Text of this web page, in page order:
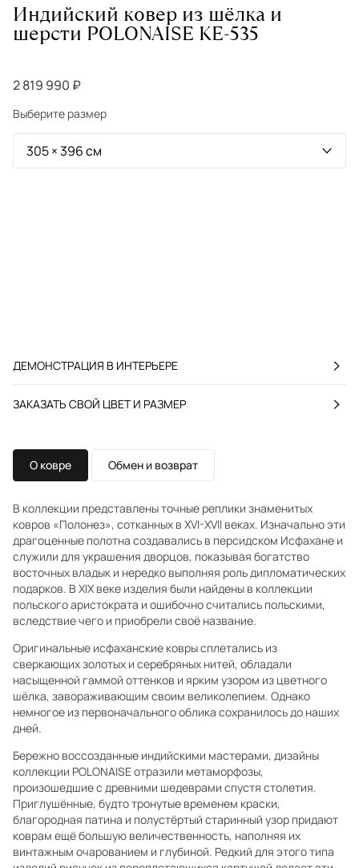
Индийский ковер из шёлка и
шерсти POLONAISE KE-535
2 819 990 ₽
Выберите размер
ДЕМОНСТРАЦИЯ В ИНТЕРЬЕРЕ
ЗАКАЗАТЬ СВОЙ ЦВЕТ И РАЗМЕР
О ковре Обмен и возврат
В коллекции представлены точные реплики знаменитых
ковров «Полонез», сотканных в XVI-XVII веках. Изначально эти
драгоценные полотна создавались в персидском Исфахане и
служили для украшения дворцов, показывая богатство
восточных владык и нередко выполняя роль дипломатических
подарков. В XIX веке изделия были найдены в коллекции
польского аристократа и ошибочно считались польскими,
вследствие чего и приобрели своё название.
Оригинальные исфаханские ковры сплетались из
сверкающих золотых и серебряных нитей, обладали
насыщенной гаммой оттенков и ярким узором из цветного
шёлка, завораживающим своим великолепием. Однако
немногое из первоначального облика сохранилось до наших
дней.
Бережно воссозданные индийскими мастерами, дизайны
коллекции POLONAISE отразили метаморфозы,
произошедшие с древними шедеврами спустя столетия.
Приглушённые, будто тронутые временем краски,
благородная патина и полустёртый старинный узор придают
коврам ещё большую величественность, наполняя их
винтажным очарованием и глубиной. Редкий для этого типа